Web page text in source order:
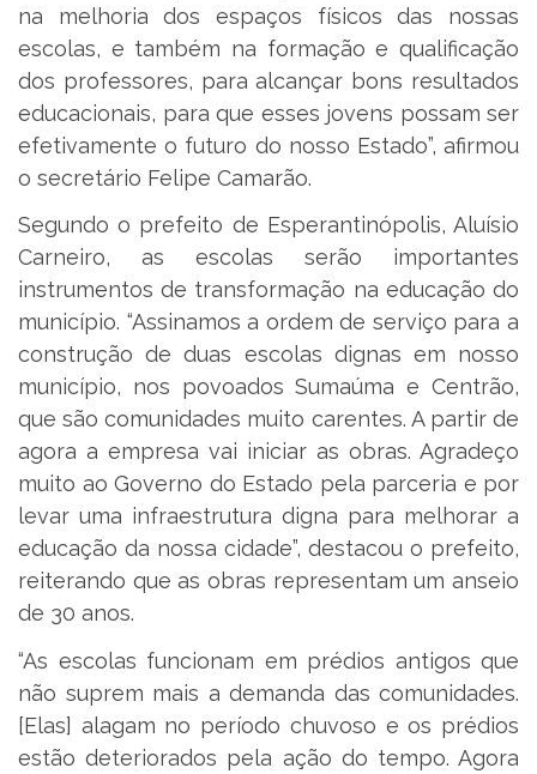
na melhoria dos espaços físicos das nossas
escolas, e também na formação e qualificação
dos professores, para alcançar bons resultados
educacionais, para que esses jovens possam ser
efetivamente o futuro do nosso Estado”, afirmou
o secretário Felipe Camarão.
Segundo o prefeito de Esperantinópolis, Aluísio
Carneiro, as escolas serão importantes
instrumentos de transformação na educação do
município. “Assinamos a ordem de serviço para a
construção de duas escolas dignas em nosso
município, nos povoados Sumaúma e Centrão,
que são comunidades muito carentes. A partir de
agora a empresa vai iniciar as obras. Agradeço
muito ao Governo do Estado pela parceria e por
levar uma infraestrutura digna para melhorar a
educação da nossa cidade”, destacou o prefeito,
reiterando que as obras representam um anseio
de 30 anos.
“As escolas funcionam em prédios antigos que
não suprem mais a demanda das comunidades.
[Elas] alagam no período chuvoso e os prédios
estão deteriorados pela ação do tempo. Agora